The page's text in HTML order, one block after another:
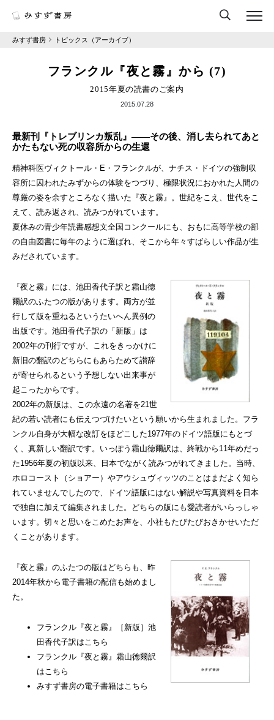
みすず書房 トピックス（アーカイブ）
フランクル『夜と霧』から (7)
2015年夏の読書のご案内
2015.07.28
最新刊『トレブリンカ叛乱』――その後、消し去られてあと
かたもない死の収容所からの生還
精神科医ヴィクトール・E・フランクルが、ナチス・ドイツの強制収
容所に囚われたみずからの体験をつづり、極限状況におかれた人間の
尊厳の姿を余すところなく描いた『夜と霧』。世紀をこえ、世代をこ
えて、読み返され、読みつがれています。
夏休みの青少年読書感想文全国コンクールにも、おもに高等学校の部
の自由図書に毎年のように選ばれ、そこから年々すばらしい作品が生
みだされています。
『夜と霧』には、池田香代子訳と霜山徳
爾訳のふたつの版があります。両方が並
行して版を重ねるというたいへん異例の
出版です。池田香代子訳の「新版」は
2002年の刊行ですが、これをきっかけに
新旧の翻訳のどちらにもあらためて讃辞
が寄せられるという予想しない出来事が
起こったからです。
2002年の新版は、この永遠の名著を21世
紀の若い読者にも伝えつづけたいという願いから生まれました。フラ
ンクル自身が大幅な改訂をほどこした1977年のドイツ語版にもとづ
く、真新しい翻訳です。いっぽう霜山徳爾訳は、終戦から11年めだっ
た1956年夏の初版以来、日本でながく読みつがれてきました。当時、
ホロコースト（ショアー）やアウシュヴィッツのことはまだよく知ら
れていませんでしたので、ドイツ語版にはない解説や写真資料を日本
で独自に加えて編集されました。どちらの版にも愛読者がいらっしゃ
います。切々と思いをこめたお声を、小社もたびたびおきかせいただ
くことがあります。
『夜と霧』のふたつの版はどちらも、昨
2014年秋から電子書籍の配信も始めまし
た。
フランクル『夜と霧』［新版］池
田香代子訳はこちら
フランクル『夜と霧』霜山徳爾訳
はこちら
みすず書房の電子書籍はこちら